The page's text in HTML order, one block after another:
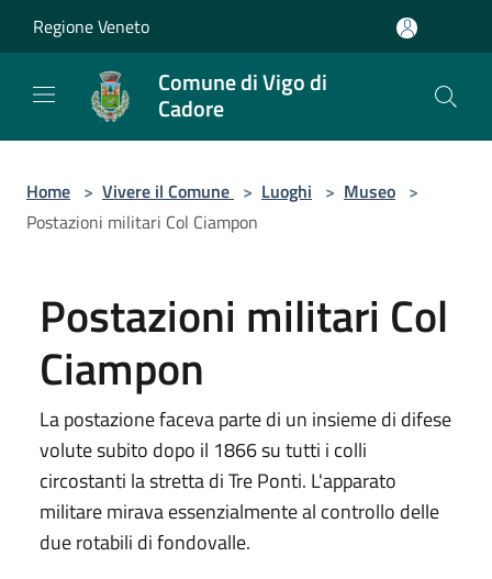
Regione Veneto
Comune di Vigo di
Cadore
Home > Vivere il Comune > Luoghi > Museo >
Postazioni militari Col Ciampon
Postazioni militari Col
Ciampon
La postazione faceva parte di un insieme di difese
volute subito dopo il 1866 su tutti i colli
circostanti la stretta di Tre Ponti. L'apparato
militare mirava essenzialmente al controllo delle
due rotabili di fondovalle.